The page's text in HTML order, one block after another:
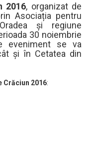
2016, organizat de
Asociația pentru
și regiune
30 noiembrie
eveniment se va
și în Cetatea din
Crăciun 2016: